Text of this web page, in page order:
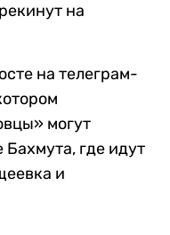
на
на телеграм-
могут
где идут
и